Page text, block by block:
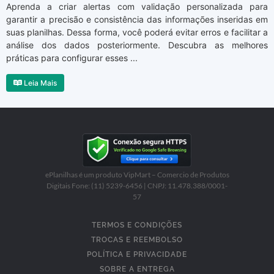
Aprenda a criar alertas com validação personalizada para
garantir a precisão e consistência das informações inseridas em
suas planilhas. Dessa forma, você poderá evitar erros e facilitar a
análise dos dados posteriormente. Descubra as melhores
práticas para configurar esses ...
Leia Mais
ePlanilhas é um produto VipMart – Comercio de Produtos
Digitais Fone: (11) 5239-6456 | CNPJ: 11.478.388/0001-
57
TERMOS E CONDIÇÕES
TROCAS E REEMBOLSO
POLÍTICA E PRIVACIDADE
SOBRE A ENTREGA